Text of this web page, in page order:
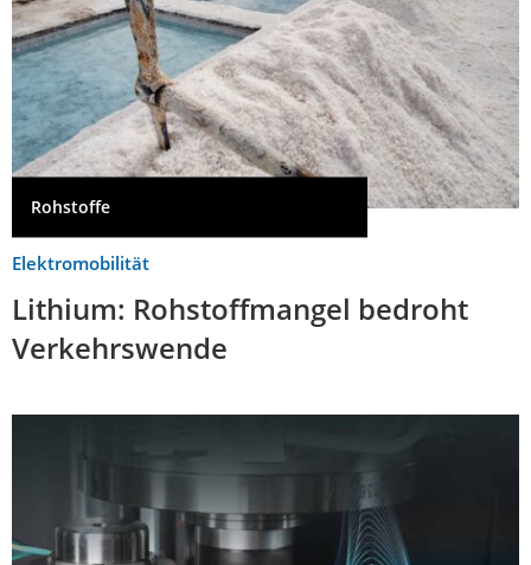
Rohstoffe
Elektromobilität
Lithium: Rohstoffmangel bedroht
Verkehrswende